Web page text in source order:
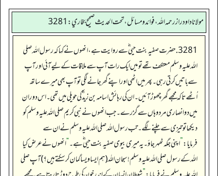
مولانا داود راز رحمه الله، فوائد و مسائل، تحت الحديث صحيح بخاري: 3281
3281. حضرت صفیہ بنت حیی ؓ سے روایت ہے، انھوں نے کہا کہ رسول اللہ صلی
اللہ علیہ وسلم معتکف تھے تو میں ایک رات آپ سے ملاقات کے لیے آئی اور آپ
سے باتیں کرتی رہی۔ پھر میں اٹھی اور اپنے گھر جانے لگی تو آپ بھی میرے ساتھ
اُٹھے تاکہ مجھے گھر چھوڑ آئیں۔ ان کی رہائش اسامہ بن زید ؓ کی حویلی میں تھی۔ اس دوران
میں دو انصاری مرد وہاں سے گزرے۔ جب انھوں نے نبی کریم صلی اللہ علیہ وسلم کو
دیکھا تو تیزی سے چلنے لگے۔ تب رسول اللہ صلی اللہ علیہ وسلم نے ان سے
فرمایا:”اپنی جگہ ٹھہر جاؤ۔ یہ میری بیوی صفیہ بنت حیی ؓ ہے۔“انھوں نے عرض کیا
اللہ کے رسول صلی اللہ علیہ وسلم ! سبحان اللہ (ہم ایسا ویسا گمان کرسکتے ہیں؟) آپ صلی